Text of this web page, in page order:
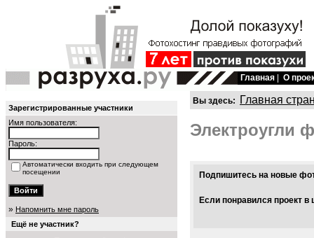
Главная О
Зарегистрированные участники
Имя пользователя:
Пароль:
Автоматически входить при следующем
посещении
» Напомнить мне пароль
Ещё не участник?
Вы здесь: Главная
Электроугли
Подпишитесь на новые
Если понравился проект